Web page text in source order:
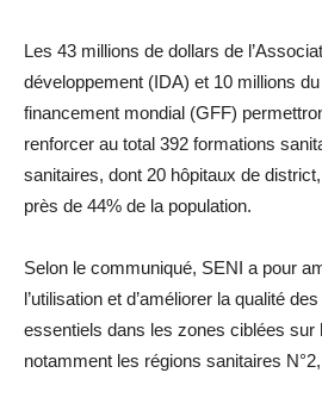
Les 43 millions de dollars de
développement (IDA) et 10 millions
financement mondial (GFF)
renforcer au total 392 formations
sanitaires, dont 20 hôpitaux de
près de 44% de la population.
Selon le communiqué, SENI a pour
l’utilisation et d’améliorer la qualité
essentiels dans les zones ciblées sur
notamment les régions sanitaires